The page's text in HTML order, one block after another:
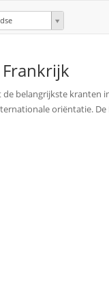
Frankrijk
belangrijkste kranten
oriëntatie.